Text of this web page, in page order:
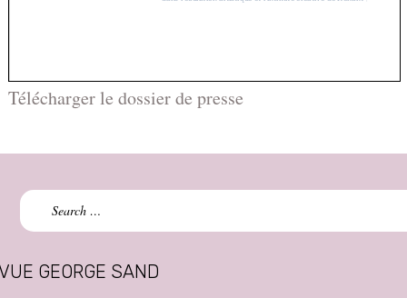
Télécharger le dossier de presse
Search
for:
GEORGE SAND